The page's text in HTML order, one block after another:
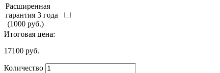
Расширенная
гарантия 3 года
(1000 руб.)
Итоговая цена:
17100 руб.
Количество